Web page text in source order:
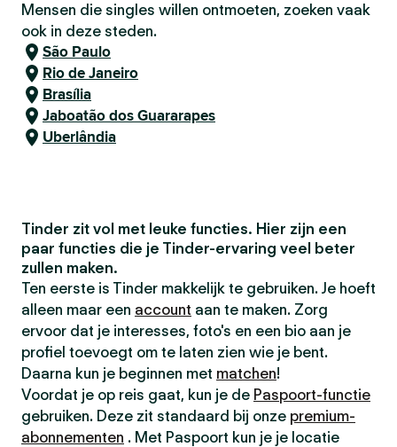
Mensen die singles willen ontmoeten, zoeken vaak
ook in deze steden.
São Paulo
Rio de Janeiro
Brasília
Jaboatão dos Guararapes
Uberlândia
Tinder zit vol met leuke functies. Hier zijn een
paar functies die je Tinder-ervaring veel beter
zullen maken.
Ten eerste is Tinder makkelijk te gebruiken. Je hoeft
alleen maar een account aan te maken. Zorg
ervoor dat je interesses, foto's en een bio aan je
profiel toevoegt om te laten zien wie je bent.
Daarna kun je beginnen met matchen!
Voordat je op reis gaat, kun je de Paspoort-functie
gebruiken. Deze zit standaard bij onze premium-
abonnementen . Met Paspoort kun je je locatie